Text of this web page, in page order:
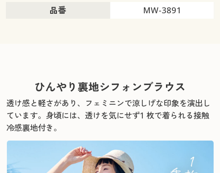
品番 MW-3891
ひんやり裏地シフォンブラウス
透け感と軽さがあり、フェミニンで涼しげな印象を演出し
ています。 身頃には、透けを気にせず1 枚で着られる接触
冷感裏地付き。